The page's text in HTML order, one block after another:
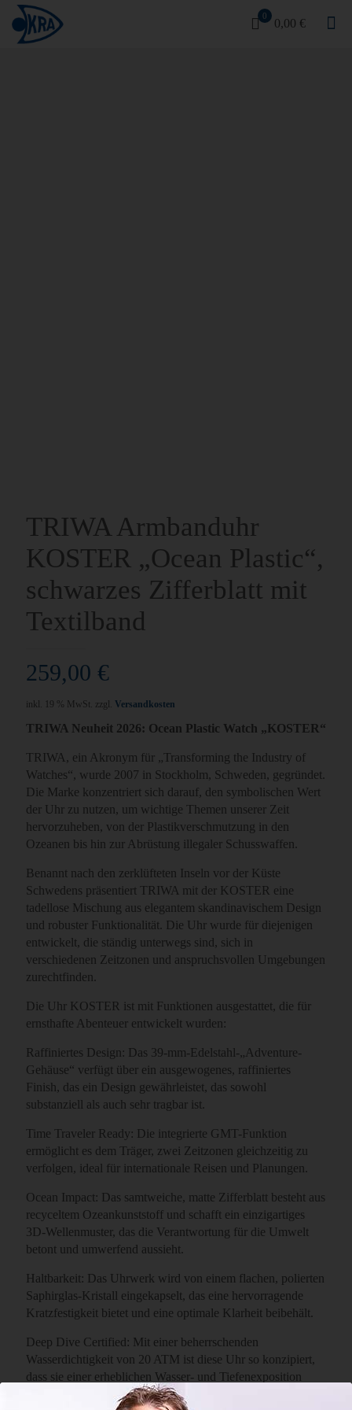
0
0,00 €
TRIWA Armbanduhr
KOSTER „Ocean Plastic“,
schwarzes Zifferblatt mit
Textilband
259,00 €
inkl. 19 % MwSt. zzgl. Versandkosten
TRIWA Neuheit 2026: Ocean Plastic Watch „KOSTER“
TRIWA, ein Akronym für „Transforming the Industry of
Watches“, wurde 2007 in Stockholm, Schweden, gegründet.
Die Marke konzentriert sich darauf, den symbolischen Wert
der Uhr zu nutzen, um wichtige Themen unserer Zeit
hervorzuheben, von der Plastikverschmutzung in den
Ozeanen bis hin zur Abrüstung illegaler Schusswaffen.
Benannt nach den zerklüfteten Inseln vor der Küste
Schwedens präsentiert TRIWA mit der KOSTER eine
tadellose Mischung aus elegantem skandinavischem Design
und robuster Funktionalität. Die Uhr wurde für diejenigen
entwickelt, die ständig unterwegs sind, sich in
verschiedenen Zeitzonen und anspruchsvollen Umgebungen
zurechtfinden.
Die Uhr KOSTER ist mit Funktionen ausgestattet, die für
ernsthafte Abenteuer entwickelt wurden:
Raffiniertes Design: Das 39-mm-Edelstahl-„Adventure-
Gehäuse“ verfügt über ein ausgewogenes, raffiniertes
Finish, das ein Design gewährleistet, das sowohl
substanziell als auch sehr tragbar ist.
Time Traveler Ready: Die integrierte GMT-Funktion
ermöglicht es dem Träger, zwei Zeitzonen gleichzeitig zu
verfolgen, ideal für internationale Reisen und Planungen.
Ocean Impact: Das samtweiche, matte Zifferblatt besteht aus
recyceltem Ozeankunststoff und schafft ein einzigartiges
3D-Wellenmuster, das die Verantwortung für die Umwelt
betont und umwerfend aussieht.
Haltbarkeit: Das Uhrwerk wird von einem flachen, polierten
Saphirglas-Kristall eingekapselt, das eine hervorragende
Kratzfestigkeit bietet und eine optimale Klarheit beibehält.
Deep Dive Certified: Mit einer beherrschenden
Wasserdichtigkeit von 20 ATM ist diese Uhr so konzipiert,
dass sie einer erheblichen Wasser- und Tiefenexposition